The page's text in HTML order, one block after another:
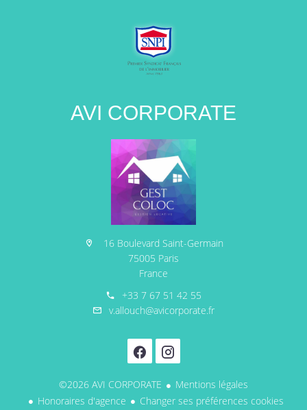
AVI CORPORATE
16 Boulevard Saint-Germain
75005 Paris
France
+33 7 67 51 42 55
v.allouch@avicorporate.fr
©2026 AVI CORPORATE
Mentions légales
Honoraires d'agence
Changer ses préférences cookies